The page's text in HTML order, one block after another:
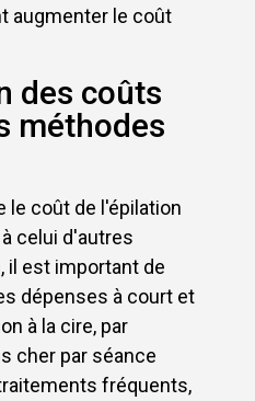
augmenter le coût
des coûts
méthodes
le coût de l'épilation
celui d'autres
il est important de
dépenses à court et
à la cire, par
cher par séance
fréquents,